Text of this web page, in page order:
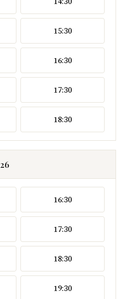
15:30
16:30
17:30
18:30
16:30
17:30
18:30
19:30